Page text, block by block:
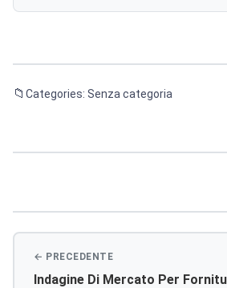
Categories: Senza categoria
Indagine Di Mercato Per